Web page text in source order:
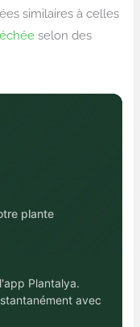
similaires à celles
selon des
plante
Plantalya.
avec